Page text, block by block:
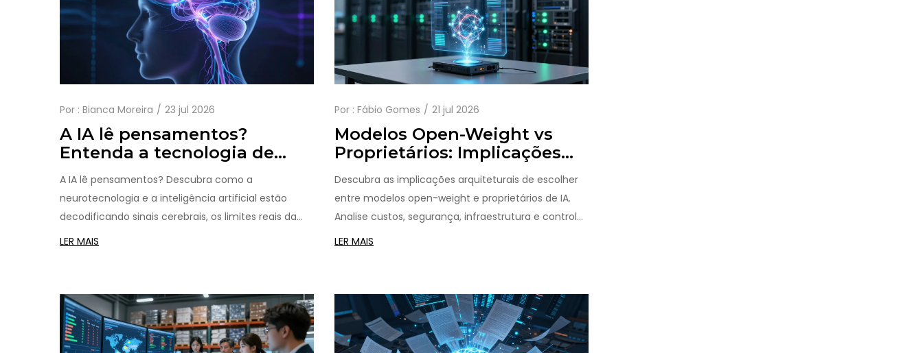
Por : Bianca Moreira 23 jul 2026
A IA lê pensamentos?
Entenda a tecnologia de
leitura mental e os limites
reais
A IA lê pensamentos? Descubra como a
neurotecnologia e a inteligência artificial estão
decodificando sinais cerebrais, os limites reais da
tecnologia atual e os desafios éticos da privacidade
LER MAIS
Por : Fábio Gomes 21 jul 2026
Modelos Open-Weight vs
Proprietários: Implicações
Arquiteturais para IA
Generativa
Descubra as implicações arquiteturais de escolher
entre modelos open-weight e proprietários de IA.
Analise custos, segurança, infraestrutura e controle
de dados para tomar a melhor decisão técnica.
LER MAIS